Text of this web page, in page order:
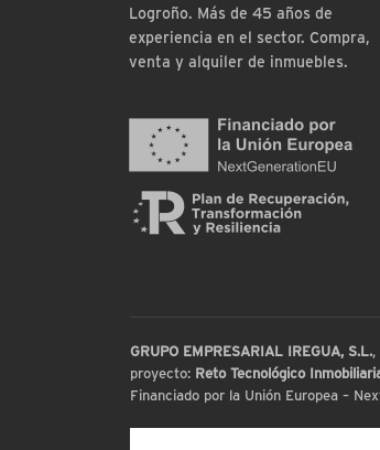
Logroño. Más de 45 años de
experiencia en el sector. Compra,
venta y alquiler de inmuebles.
GRUPO EMPRESARIAL IREGUA, S.L.,
proyecto: Reto Tecnológico
Financiado por la Unión Europea –